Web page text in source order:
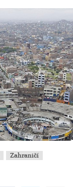
Zahraničí